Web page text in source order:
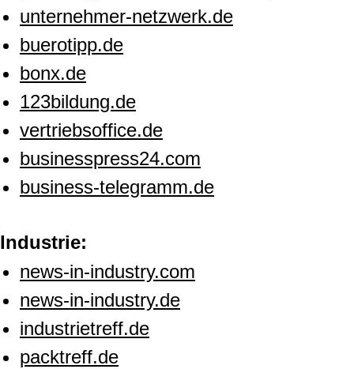
unternehmer-netzwerk.de
buerotipp.de
bonx.de
123bildung.de
vertriebsoffice.de
businesspress24.com
business-telegramm.de
Industrie:
news-in-industry.com
news-in-industry.de
industrietreff.de
packtreff.de